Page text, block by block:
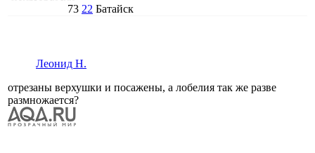
73 22 Батайск
Леонид Н.
отрезаны верхушки и посажены, а лобелия так же разве
размножается?